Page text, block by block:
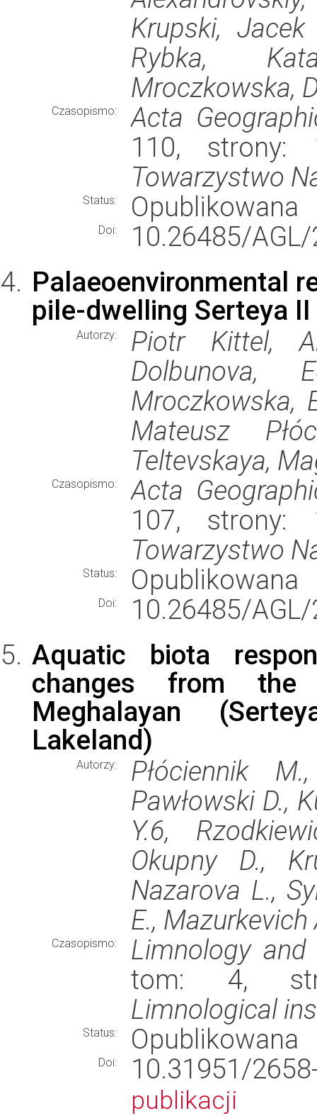
Krupski,
Rybka,
Mroczkowska,
Czasopismo:
Acta
110, strony:
Towarzystwo
Status: Opublikowana
Doi:
10.26485/
Palaeoenvironmental
pile-dwelling Serteya
Autorzy:
Piotr Kittel,
Dolbunova,
Mroczkowska,
Mateusz
Teltevskaya,
Czasopismo:
Acta
107, strony:
Towarzystwo
Status: Opublikowana
Doi:
10.26485/
Aquatic biota
changes from
Meghalayan
Lakeland)
Autorzy:
Płóciennik
Pawłowski D.,
Y.6,
Okupny D.,
Nazarova L.,
E., Mazurkevich
Czasopismo:
Limnology and
tom: 4,
Limnological
Status: Opublikowana
Doi: 10.31951/
publikacji